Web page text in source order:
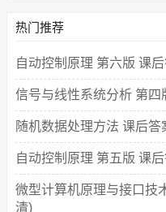
热门推荐
自动控制原理 第六版 课
信号与线性系统分析 第
随机数据处理方法 课后答
自动控制原理 第五版 课
微型计算机原理与接口技
清)